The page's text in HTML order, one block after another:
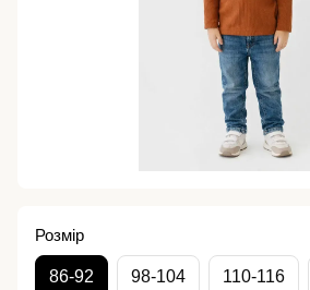
Розмір
86-92 98-104 110-116